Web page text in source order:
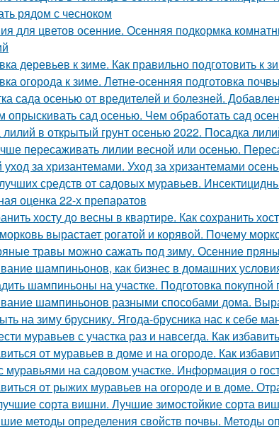
рядом с чесноком
для цветов осенние. Осенняя подкормка
деревьев к зиме. Как правильно подготовить к
огорода к зиме. Летне-осенняя подготовка
сада осенью от вредителей и болезней.
опрыскивать сад осенью. Чем обработать сад
в открытый грунт осенью 2022. Посадка
пересаживать лилии весной или осенью.
за хризантемами. Уход за хризантемами
средств от садовых муравьев.
оценка 22-х препаратов
хосту до весны в квартире. Как сохранить
вырастает рогатой и корявой. Почему
травы можно сажать под зиму. Осенние
шампиньонов, как бизнес в домашних
шампиньоны на участке. Подготовка покупной
шампиньонов разными способами дома.
на зиму бруснику. Ягода-брусника нас к себе
муравьев с участка раз и навсегда. Как
от муравьев в доме и на огороде. Как
муравьями на садовом участке. Информация о
от рыжих муравьев на огороде и в доме.
сорта вишни. Лучшие зимостойкие сорта
методы определения свойств почвы. Методы